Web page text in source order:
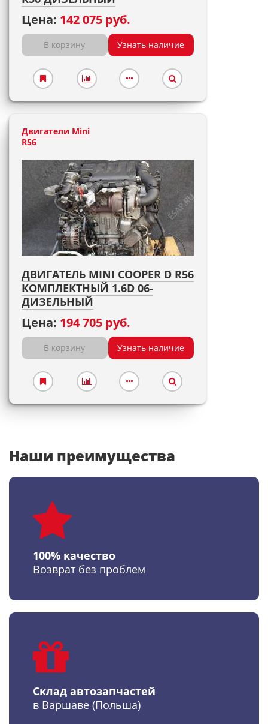
Цена: 142 075 руб.
В корзину Узнать наличие
Двигатели Mini
R56
ДВИГАТЕЛЬ MINI COOPER D R56
КОМПЛЕКТНЫЙ 1.6D 06-
ДИЗЕЛЬНЫЙ
Цена: 194 705 руб.
В корзину Узнать наличие
Наши преимущества
100% качество
Возврат без проблем
Склад автозапчастей
в Варшаве (Польша)